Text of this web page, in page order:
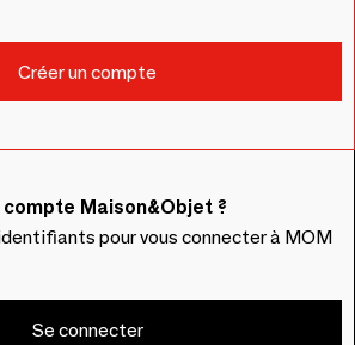
Maison&Objet ?
pour vous connecter à MOM
Se connecter